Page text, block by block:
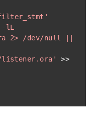
lL
2> /dev/null ||
listener.ora'
>>